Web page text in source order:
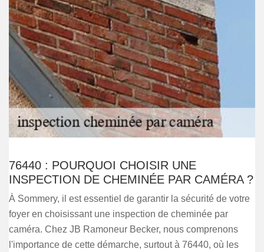
76440 : POURQUOI CHOISIR UNE
INSPECTION DE CHEMINÉE PAR CAMÉRA ?
À Sommery, il est essentiel de garantir la sécurité de votre
foyer en choisissant une inspection de cheminée par
caméra. Chez JB Ramoneur Becker, nous comprenons
l'importance de cette démarche, surtout à 76440, où les